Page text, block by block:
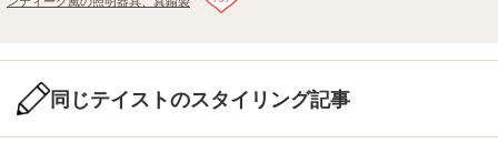
同じテイストのスタイリング記事